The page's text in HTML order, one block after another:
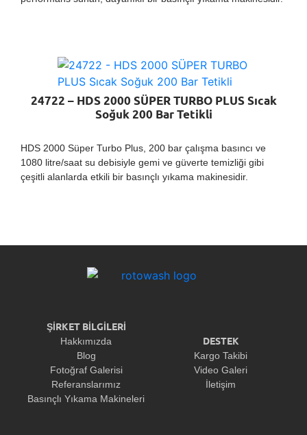
24722 – HDS 2000 SÜPER TURBO PLUS Sıcak
Soğuk 200 Bar Tetikli
HDS 2000 Süper Turbo Plus, 200 bar çalışma basıncı ve
1080 litre/saat su debisiyle gemi ve güverte temizliği gibi
çeşitli alanlarda etkili bir basınçlı yıkama makinesidir.
ŞİRKET BİLGİLERİ
Hakkımızda
Blog
Fotoğraf Galerisi
Referanslarımız
Basınçlı Yıkama Makineleri
DESTEK
Kargo Takibi
Video Galeri
İletişim